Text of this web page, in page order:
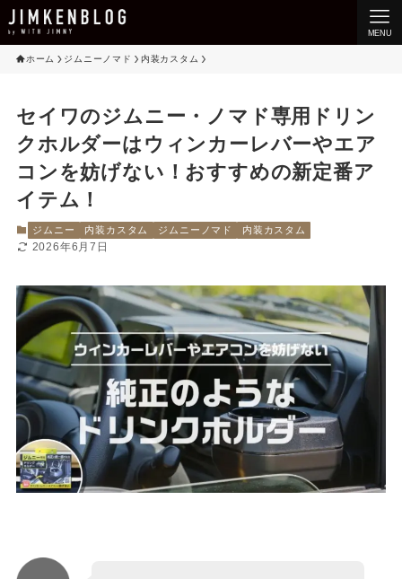
MENU
ホーム ジムニーノマド 内装カスタム
セイワのジムニー・ノマド専用ドリン
クホルダーはウィンカーレバーやエア
コンを妨げない！おすすめの新定番ア
イテム！
ジムニー 内装カスタム ジムニーノマド 内装カスタム
2026年6月7日